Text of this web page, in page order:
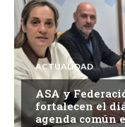
ACTUALIDAD
ASA y
fortalecen el
agenda común